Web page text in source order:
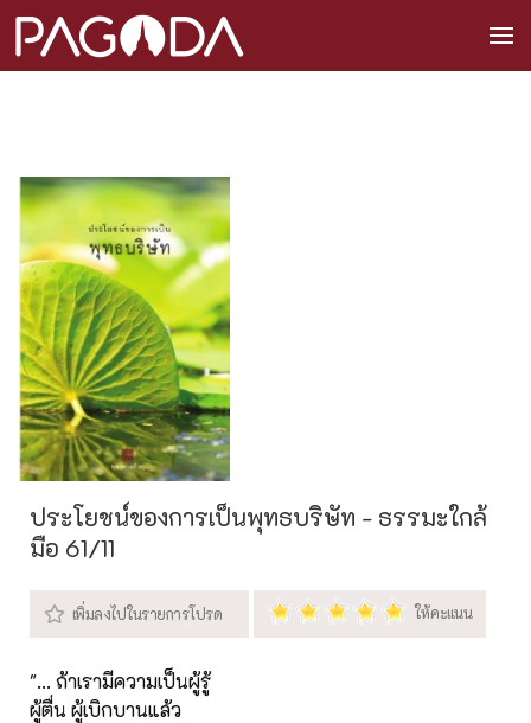
ประโยชน์ของการเป็นพุทธบริษัท - ธรรมะใกล้
มือ 61/11
"... ถ้าเรามีความเป็นผู้รู้
ผู้ตื่น ผู้เบิกบานแล้ว